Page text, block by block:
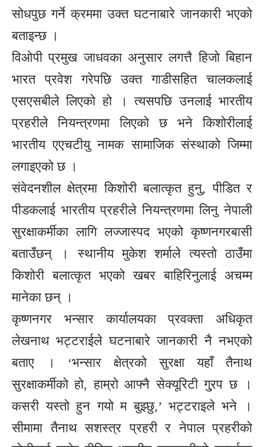
सोधपुछ गर्ने क्रममा उक्त घटनाबारे जानकारी भएको
बताइन्छ ।
विओपी प्रमुख जाधवका अनुसार लगत्तै हिजो बिहान
भारत प्रवेश गरेपछि उक्त गाडीसहित चालकलाई
एसएसबीले लिएको हो । त्यसपछि उनलाई भारतीय
प्रहरीले नियन्त्रणमा लिएको छ भने किशोरीलाई
भारतीय एएचटीयु नामक सामाजिक संस्थाको जिम्मा
लगाइएको छ ।
संवेदनशील क्षेत्रमा किशोरी बलात्कृत हुनु, पीडित र
पीडकलाई भारतीय प्रहरीले नियन्त्रणमा लिनु नेपाली
सुरक्षाकर्मीका लागि लज्जास्पद भएको कृष्णनगरबासी
बताउँछन् । स्थानीय मुकेश शर्माले त्यस्तो ठाउँमा
किशोरी बलात्कृत भएको खबर बाहिरिनुलाई अचम्म
मानेका छन् ।
कृष्णनगर भन्सार कार्यालयका प्रवक्ता अधिकृत
लेखनाथ भट्टराईले घटनाबारे जानकारी नै नभएको
बताए । ‘भन्सार क्षेत्रको सुरक्षा यहाँ तैनाथ
सुरक्षाकर्मीको हो, हाम्रो आफ्नै सेक्यूरिटी गु्रप छ ।
कसरी यस्तो हुन गयो म बुझ्छु,’ भट्टराइले भने ।
सीमामा तैनाथ सशस्त्र प्रहरी र नेपाल प्रहरीको